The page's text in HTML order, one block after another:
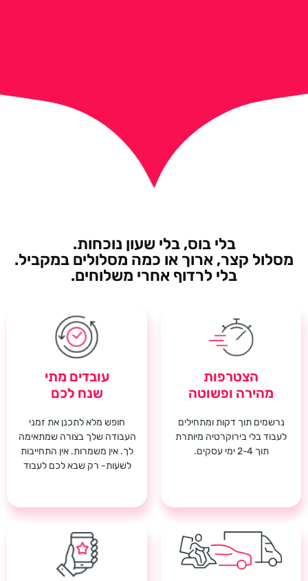
בלי בוס, בלי שעון נוכחות.
מסלול קצר, ארוך או כמה מסלולים במקביל.
בלי לרדוף אחרי משלוחים.
הצטרפות
מהירה ופשוטה
נרשמים תוך דקות ומתחילים
לעבוד בלי בירוקרטיה מיותרת
תוך 2-4 ימי עסקים.
עובדים מתי
שנח לכם
חופש מלא לתכנן את זמני
העבודה שלך בצורה שמתאימה
לך. אין משמרות. אין התחייבות
לשעות- רק שבא לכם לעבוד